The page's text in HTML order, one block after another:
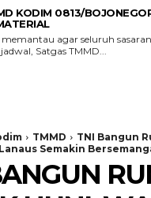
KODIM 0813/
agar seluruh sasaran
Satgas TMMD...